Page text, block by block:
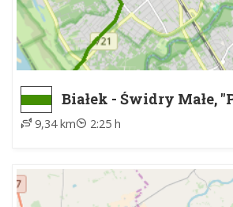
Białek - Świdry Małe,
9,34 km 2:25 h